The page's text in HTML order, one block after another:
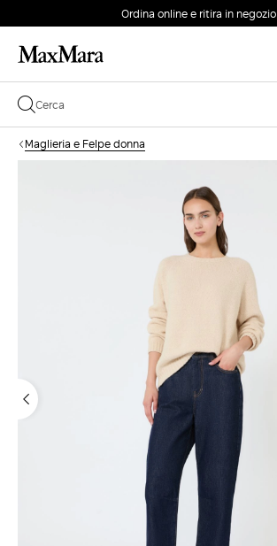
Ordina online e ritira in negozio
Maglieria e Felpe donna
Password dimenticata?
ACCEDI CON GOOGLE
ACCEDI CON FACEBOOK
Non hai un account?